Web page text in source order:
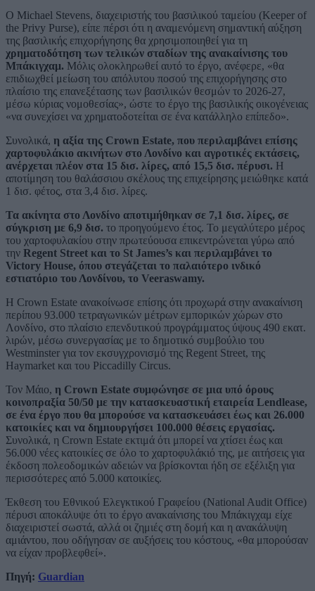
Ο Michael Stevens, διαχειριστής του βασιλικού ταμείου (Keeper of
the Privy Purse), είπε πέρσι ότι η αναμενόμενη σημαντική αύξηση
της βασιλικής επιχορήγησης θα χρησιμοποιηθεί για τη
χρηματοδότηση των τελικών σταδίων της ανακαίνισης του
Μπάκιγχαμ. Μόλις ολοκληρωθεί αυτό το έργο, ανέφερε, «θα
επιδιωχθεί μείωση του απόλυτου ποσού της επιχορήγησης στο
πλαίσιο της επανεξέτασης των βασιλικών θεσμών το 2026-27,
μέσω κύριας νομοθεσίας», ώστε το έργο της βασιλικής οικογένειας
«να συνεχίσει να χρηματοδοτείται σε ένα κατάλληλο επίπεδο».
Συνολικά, η αξία της Crown Estate, που περιλαμβάνει επίσης
χαρτοφυλάκιο ακινήτων στο Λονδίνο και αγροτικές εκτάσεις,
ανέρχεται πλέον στα 15 δισ. λίρες, από 15,5 δισ. πέρυσι. Η
αποτίμηση του θαλάσσιου σκέλους της επιχείρησης μειώθηκε κατά
1 δισ. φέτος, στα 3,4 δισ. λίρες.
Τα ακίνητα στο Λονδίνο αποτιμήθηκαν σε 7,1 δισ. λίρες, σε
σύγκριση με 6,9 δισ. το προηγούμενο έτος. Το μεγαλύτερο μέρος
του χαρτοφυλακίου στην πρωτεύουσα επικεντρώνεται γύρω από
την Regent Street και το St James’s και περιλαμβάνει το
Victory House, όπου στεγάζεται το παλαιότερο ινδικό
εστιατόριο του Λονδίνου, το Veeraswamy.
Η Crown Estate ανακοίνωσε επίσης ότι προχωρά στην ανακαίνιση
περίπου 93.000 τετραγωνικών μέτρων εμπορικών χώρων στο
Λονδίνο, στο πλαίσιο επενδυτικού προγράμματος ύψους 490 εκατ.
λιρών, μέσω συνεργασίας με το δημοτικό συμβούλιο του
Westminster για τον εκσυγχρονισμό της Regent Street, της
Haymarket και του Piccadilly Circus.
Τον Μάιο, η Crown Estate συμφώνησε σε μια υπό όρους
κοινοπραξία 50/50 με την κατασκευαστική εταιρεία Lendlease,
σε ένα έργο που θα μπορούσε να κατασκευάσει έως και 26.000
κατοικίες και να δημιουργήσει 100.000 θέσεις εργασίας.
Συνολικά, η Crown Estate εκτιμά ότι μπορεί να χτίσει έως και
56.000 νέες κατοικίες σε όλο το χαρτοφυλάκιό της, με αιτήσεις για
έκδοση πολεοδομικών αδειών να βρίσκονται ήδη σε εξέλιξη για
περισσότερες από 5.000 κατοικίες.
Έκθεση του Εθνικού Ελεγκτικού Γραφείου (National Audit Office)
πέρυσι αποκάλυψε ότι το έργο ανακαίνισης του Μπάκιγχαμ είχε
διαχειριστεί σωστά, αλλά οι ζημιές στη δομή και η ανακάλυψη
αμιάντου, που οδήγησαν σε αυξήσεις του κόστους, «θα μπορούσαν
να είχαν προβλεφθεί».
Πηγή: Guardian